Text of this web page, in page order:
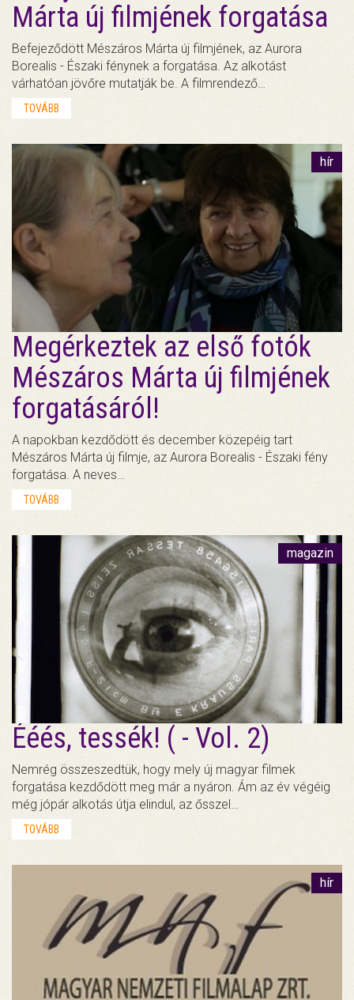
Márta új filmjének forgatása
Befejeződött Mészáros Márta új filmjének, az Aurora
Borealis - Északi fénynek a forgatása. Az alkotást
várhatóan jövőre mutatják be. A filmrendező…
TOVÁBB
hír
Megérkeztek az első fotók
Mészáros Márta új filmjének
forgatásáról!
A napokban kezdődött és december közepéig tart
Mészáros Márta új filmje, az Aurora Borealis - Északi fény
forgatása. A neves…
TOVÁBB
magazin
Ééés, tessék! ( - Vol. 2)
Nemrég összeszedtük, hogy mely új magyar filmek
forgatása kezdődött meg már a nyáron. Ám az év végéig
még jópár alkotás útja elindul, az ősszel…
TOVÁBB
hír